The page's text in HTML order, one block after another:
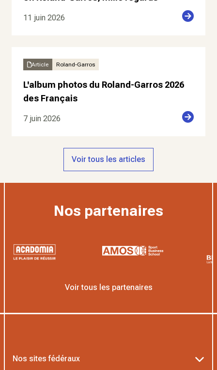
11 juin 2026
Article Roland-Garros
L'album photos du Roland-Garros 2026
des Français
7 juin 2026
Voir tous les articles
Nos partenaires
Voir tous les partenaires
Nos sites fédéraux